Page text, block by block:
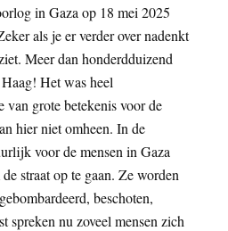
in Gaza op 18 mei 2025
als je er verder over nadenkt
Meer dan honderdduizend
Het was heel
van grote betekenis voor de
hier niet omheen. In de
voor de mensen in Gaza
straat op te gaan. Ze worden
beschoten,
spreken nu zoveel mensen zich